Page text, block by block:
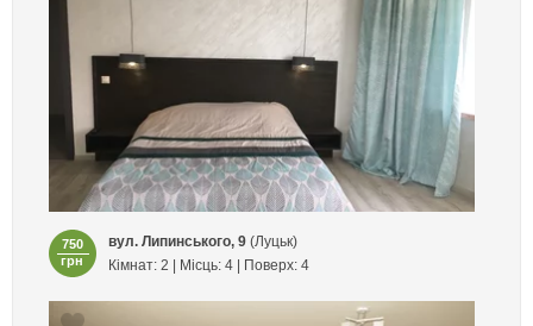
750
грн
вул. Липинського, 9(Луцьк)
Кімнат: 2 | Місць: 4 | Поверх: 4